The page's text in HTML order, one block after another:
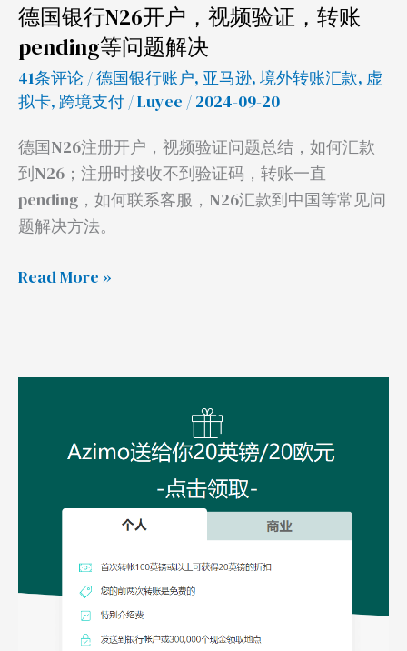
德国银行N26开户，视频验证，转账
pending等问题解决
41条评论 /德国银行账户, 亚马逊, 境外转账汇款, 虚
拟卡, 跨境支付 /Luyee / 2024-09-20
德国N26注册开户，视频验证问题总结，如何汇款
到N26；注册时接收不到验证码，转账一直
pending，如何联系客服，N26汇款到中国等常见问
题解决方法。
转
账
pending
等
题
解
决
Read More »
闪